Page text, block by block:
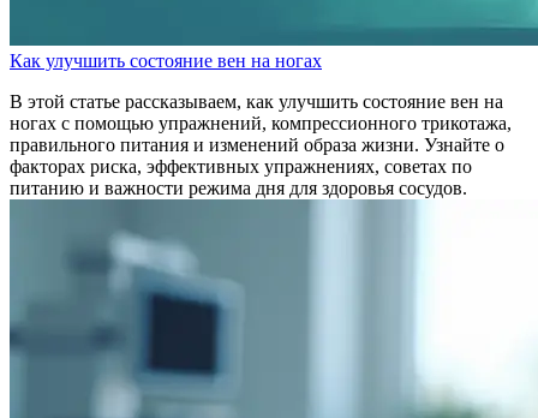
Как улучшить состояние вен на ногах
В этой статье рассказываем, как улучшить состояние вен на
ногах с помощью упражнений, компрессионного трикотажа,
правильного питания и изменений образа жизни. Узнайте о
факторах риска, эффективных упражнениях, советах по
питанию и важности режима дня для здоровья сосудов.